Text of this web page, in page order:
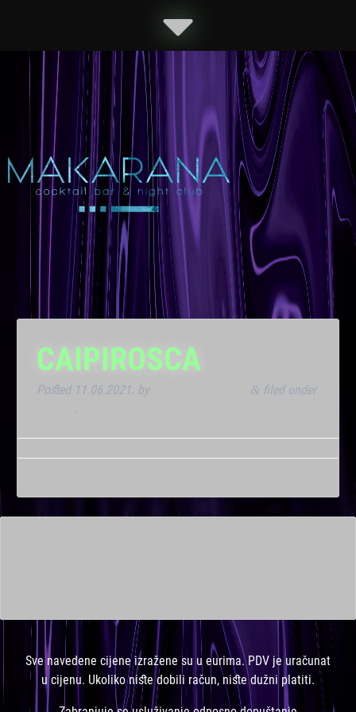
CAIPIROSCA
Posted 11.06.2021. by & filed under
.
Sve navedene cijene izražene su u eurima. PDV je uračunat
u cijenu. Ukoliko niste dobili račun, niste dužni platiti.